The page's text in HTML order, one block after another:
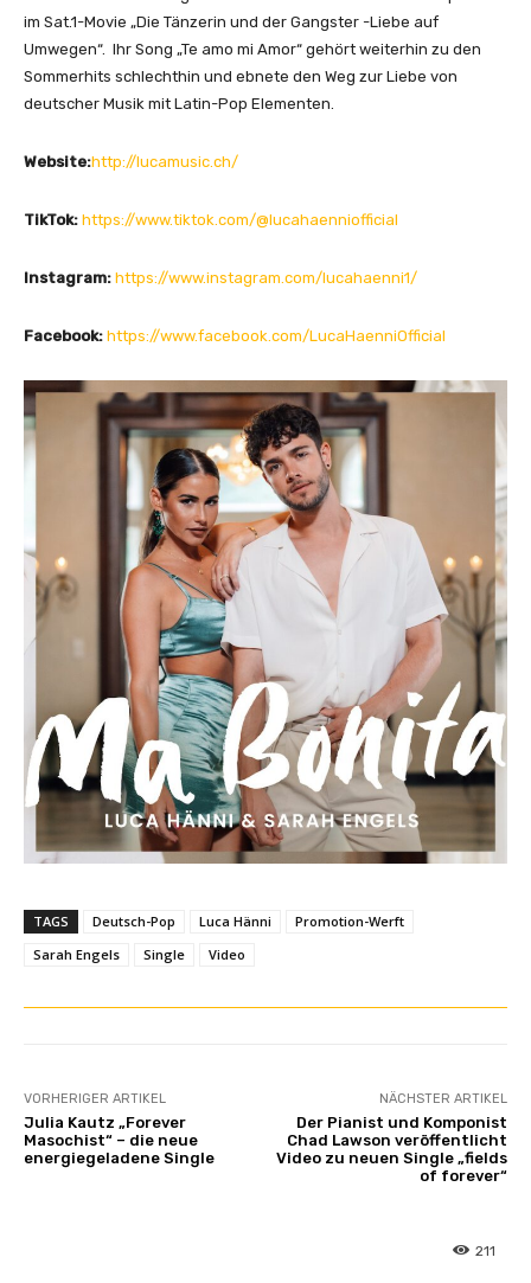
a
z
i
e
im Sat.1-Movie „Die Tänzerin und der Gangster -Liebe auf
Umwegen“. Ihr Song „Te amo mi Amor“ gehört weiterhin zu den
Sommerhits schlechthin und ebnete den Weg zur Liebe von
deutscher Musik mit Latin-Pop Elementen.
Website:http://lucamusic.ch/
TikTok: https://www.tiktok.com/@lucahaenniofficial
Instagram: https://www.instagram.com/lucahaenni1/
Facebook: https://www.facebook.com/LucaHaenniOfficial
TAGS Deutsch-Pop Luca Hänni
Promotion-Werft
Sarah Engels
Single Video
VORHERIGER ARTIKEL
Julia Kautz „Forever
Masochist“ – die neue
energiegeladene Single
NÄCHSTER ARTIKEL
Der Pianist und Komponist
Chad Lawson veröffentlicht
Video zu neuen Single „fields
of forever“
211